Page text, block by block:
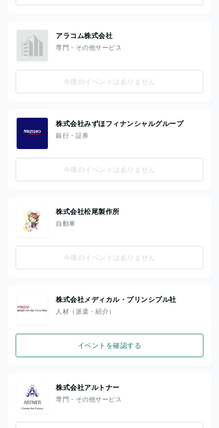
アラコム株式会社
専門・その他サービス
今後のイベントはありません
株式会社みずほフィナンシャルグループ
銀行・証券
今後のイベントはありません
株式会社松尾製作所
自動車
今後のイベントはありません
株式会社メディカル・プリンシプル社
人材（派遣・紹介）
イベントを確認する
株式会社アルトナー
専門・その他サービス